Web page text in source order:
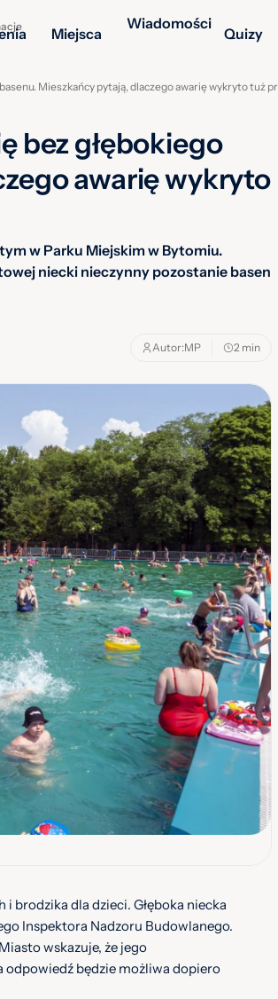
Miejsca
Wiadomości
Quizy
Mieszkańcy pytają, dlaczego awarię wykryto tuż
bez głębokiego
awarię wykryto
w Parku Miejskim w Bytomiu.
niecki nieczynny pozostanie basen
Autor:MP 2 min
brodzika dla dzieci. Głęboka niecka
Inspektora Nadzoru Budowlanego.
wskazuje, że jego
odpowiedź będzie możliwa dopiero